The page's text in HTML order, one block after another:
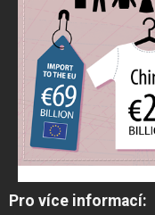
Pro více informací: